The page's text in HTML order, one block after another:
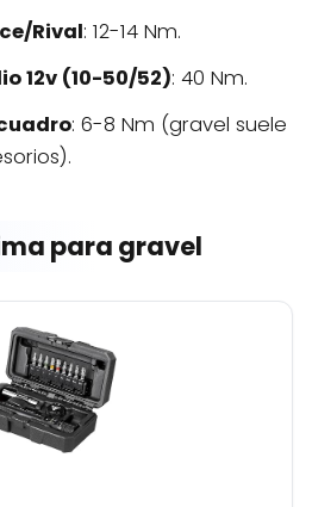
Rival: 12-14 Nm.
12v (10-50/52): 40 Nm.
: 6-8 Nm (gravel suele
para gravel